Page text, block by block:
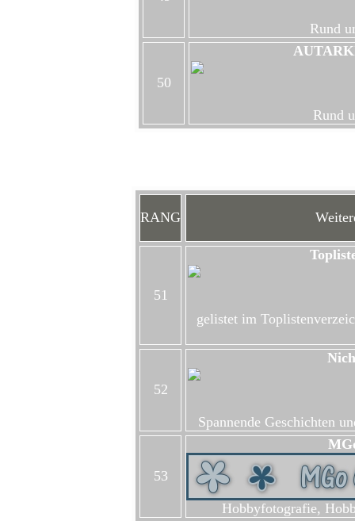
Rund
50
Rund
RANG
51
gelistet im
52
Spannende Geschichten
53
Hobbyfotografie,